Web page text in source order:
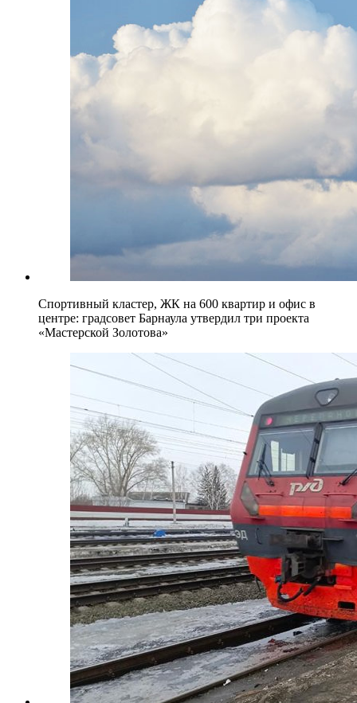
Спортивный кластер, ЖК на 600 квартир и офис в
центре: градсовет Барнаула утвердил три проекта
«Мастерской Золотова»